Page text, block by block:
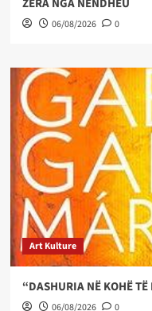
ZËRA NGA NËNDHEU
06/08/2026 0
Art Kulture
“DASHURIA NË KOHË TË
06/08/2026 0